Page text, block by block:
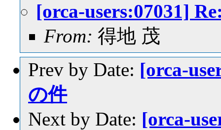
[orca-users:07031]
From: 得地 茂
Prev by Date: [orca-
の件
Next by Date: [orca-